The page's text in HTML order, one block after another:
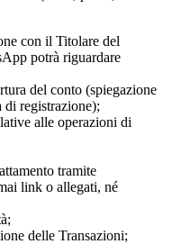
con il Titolare del
potrà riguardare
del conto (spiegazione
di registrazione);
alle operazioni di
tramite
link o allegati, né
delle Transazioni;